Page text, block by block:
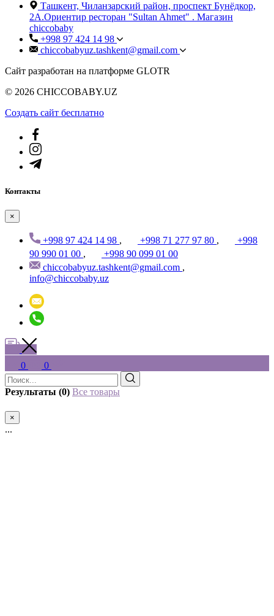
Ташкент, Чиланзарский район, проспект Бунёдкор,
2А.Ориентир ресторан "Sultan Ahmet" . Магазин
chiccobaby
+998 97 424 14 98
chiccobabyuz.tashkent@gmail.com
Сайт разработан на платформе GLOTR
© 2026 CHICCOBABY.UZ
Создать cайт бесплатно
Контакты
×
+998 97 424 14 98 , +998 71 277 97 80 ,
+998
90 990 01 00 ,
+998 90 099 01 00
chiccobabyuz.tashkent@gmail.com ,
info@chiccobaby.uz
0 0
Результаты (0) Все товары
×
...